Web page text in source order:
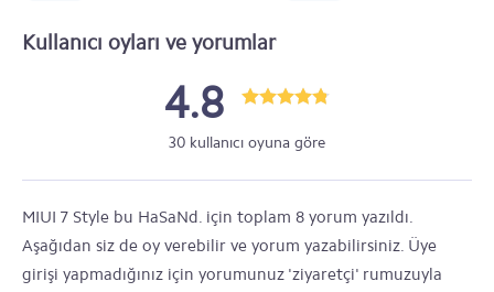
Kullanıcı oyları ve yorumlar
4.8
30 kullanıcı oyuna göre
MIUI 7 Style bu HaSaNd. için toplam 8 yorum yazıldı.
Aşağıdan siz de oy verebilir ve yorum yazabilirsiniz. Üye
girişi yapmadığınız için yorumunuz 'ziyaretçi' rumuzuyla